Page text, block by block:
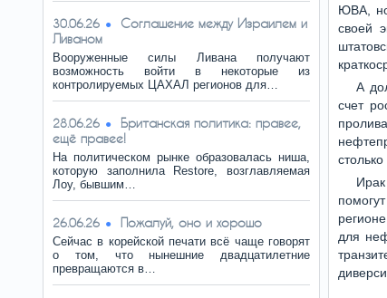
30.06.26
Соглашение между Израилем и
Ливаном
Вооруженные силы Ливана получают
возможность войти в некоторые из
контролируемых ЦАХАЛ регионов для…
28.06.26
Британская политика: правее,
ещё правее!
На политическом рынке образовалась ниша,
которую заполнила Restore, возглавляемая
Лоу, бывшим…
26.06.26 Пожалуй, оно и хорошо
Сейчас в корейской печати всё чаще говорят
о том, что нынешние двадцатилетние
превращаются в…
ЮВА,
своей
А
счет
для